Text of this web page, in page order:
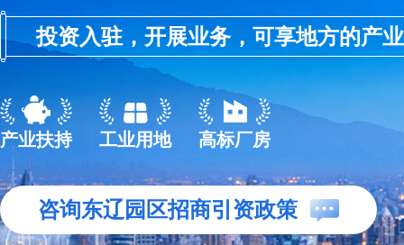
投资入驻，开展业务，可享地方的产
产业扶持 工业用地 高标厂房
咨询东辽园区招商引资政策